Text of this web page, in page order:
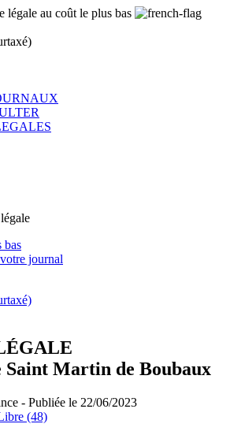
légale au coût le plus bas
bas
journal
Saint Martin de Boubaux
- Publiée le 22/06/2023
(48)